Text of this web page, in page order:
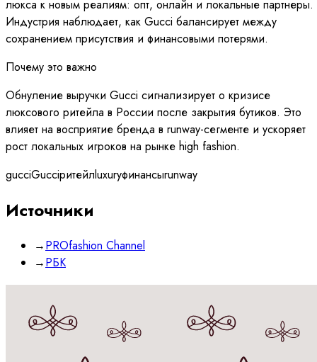
люкса к новым реалиям: опт, онлайн и локальные партнеры.
Индустрия наблюдает, как Gucci балансирует между
сохранением присутствия и финансовыми потерями.
Почему это важно
Обнуление выручки Gucci сигнализирует о кризисе
люксового ритейла в России после закрытия бутиков. Это
влияет на восприятие бренда в runway-сегменте и ускоряет
рост локальных игроков на рынке high fashion.
gucciGucciритейлluxuryфинансыrunway
Источники
→PROfashion Channel
→РБК